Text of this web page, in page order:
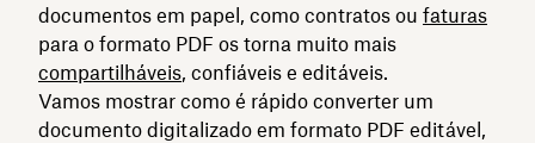
documentos em papel, como contratos ou faturas
para o formato PDF os torna muito mais
compartilháveis, confiáveis e editáveis.
Vamos mostrar como é rápido converter um
documento digitalizado em formato PDF editável,